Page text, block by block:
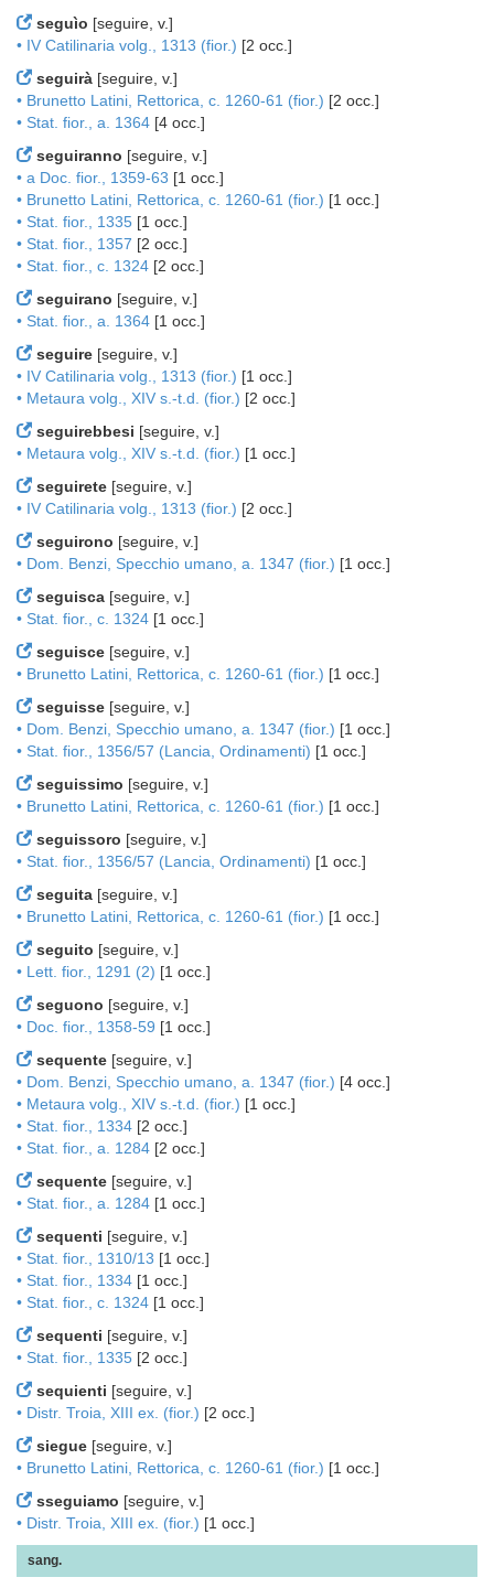
seguìo [seguire, v.]
• IV Catilinaria volg., 1313 (fior.) [2 occ.]
seguirà [seguire, v.]
• Brunetto Latini, Rettorica, c. 1260-61 (fior.) [2 occ.]
• Stat. fior., a. 1364 [4 occ.]
seguiranno [seguire, v.]
• a Doc. fior., 1359-63 [1 occ.]
• Brunetto Latini, Rettorica, c. 1260-61 (fior.) [1 occ.]
• Stat. fior., 1335 [1 occ.]
• Stat. fior., 1357 [2 occ.]
• Stat. fior., c. 1324 [2 occ.]
seguirano [seguire, v.]
• Stat. fior., a. 1364 [1 occ.]
seguire [seguire, v.]
• IV Catilinaria volg., 1313 (fior.) [1 occ.]
• Metaura volg., XIV s.-t.d. (fior.) [2 occ.]
seguirebbesi [seguire, v.]
• Metaura volg., XIV s.-t.d. (fior.) [1 occ.]
seguirete [seguire, v.]
• IV Catilinaria volg., 1313 (fior.) [2 occ.]
seguirono [seguire, v.]
• Dom. Benzi, Specchio umano, a. 1347 (fior.) [1 occ.]
seguisca [seguire, v.]
• Stat. fior., c. 1324 [1 occ.]
seguisce [seguire, v.]
• Brunetto Latini, Rettorica, c. 1260-61 (fior.) [1 occ.]
seguisse [seguire, v.]
• Dom. Benzi, Specchio umano, a. 1347 (fior.) [1 occ.]
• Stat. fior., 1356/57 (Lancia, Ordinamenti) [1 occ.]
seguissimo [seguire, v.]
• Brunetto Latini, Rettorica, c. 1260-61 (fior.) [1 occ.]
seguissoro [seguire, v.]
• Stat. fior., 1356/57 (Lancia, Ordinamenti) [1 occ.]
seguita [seguire, v.]
• Brunetto Latini, Rettorica, c. 1260-61 (fior.) [1 occ.]
seguito [seguire, v.]
• Lett. fior., 1291 (2) [1 occ.]
seguono [seguire, v.]
• Doc. fior., 1358-59 [1 occ.]
sequente [seguire, v.]
• Dom. Benzi, Specchio umano, a. 1347 (fior.) [4 occ.]
• Metaura volg., XIV s.-t.d. (fior.) [1 occ.]
• Stat. fior., 1334 [2 occ.]
• Stat. fior., a. 1284 [2 occ.]
sequente [seguire, v.]
• Stat. fior., a. 1284 [1 occ.]
sequenti [seguire, v.]
• Stat. fior., 1310/13 [1 occ.]
• Stat. fior., 1334 [1 occ.]
• Stat. fior., c. 1324 [1 occ.]
sequenti [seguire, v.]
• Stat. fior., 1335 [2 occ.]
sequienti [seguire, v.]
• Distr. Troia, XIII ex. (fior.) [2 occ.]
siegue [seguire, v.]
• Brunetto Latini, Rettorica, c. 1260-61 (fior.) [1 occ.]
sseguiamo [seguire, v.]
• Distr. Troia, XIII ex. (fior.) [1 occ.]
sang.